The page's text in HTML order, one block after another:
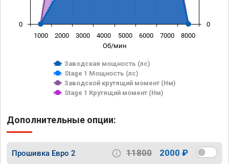
Об/мин
Заводская мощность (лс)
Stage 1 Мощность (лс)
Заводской крутящий момент (Нм)
Stage 1 Крутящий момент (Нм)
1000 2000 3000 4000 5000 6000 7000 8000
0 0
Дополнительные опции:
Прошивка Евро 2 11800 2000 ₽